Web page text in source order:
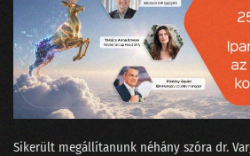
144 - Dataracing Gáspár
143 - Az MI megérkezett a
142 - Mivel tölti a napját egy
Sikerült megállítanunk néhány szóra ⁠dr.